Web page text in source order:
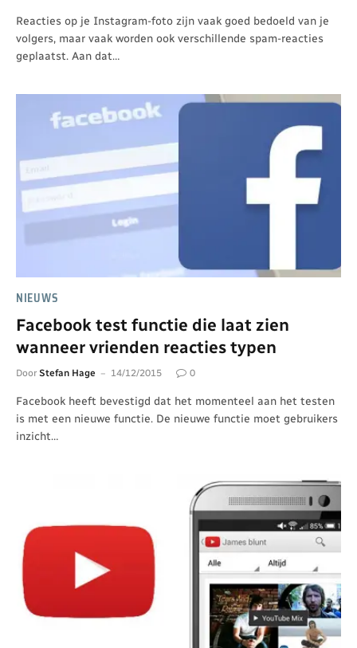
Reacties op je Instagram-foto zijn vaak goed bedoeld van je
volgers, maar vaak worden ook verschillende spam-reacties
geplaatst. Aan dat…
NIEUWS
Facebook test functie die laat zien
wanneer vrienden reacties typen
Door Stefan Hage 14/12/2015 0
Facebook heeft bevestigd dat het momenteel aan het testen
is met een nieuwe functie. De nieuwe functie moet gebruikers
inzicht…